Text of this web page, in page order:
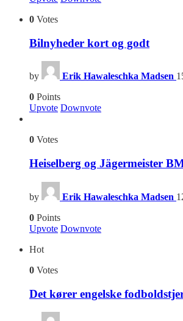
0 Votes
Bilnyheder kort og godt
by Erik Hawaleschka Madsen
0 Points
Upvote Downvote
0 Votes
Heiselberg og Jägermeister
by Erik Hawaleschka Madsen
0 Points
Upvote Downvote
Hot
0 Votes
Det kører engelske